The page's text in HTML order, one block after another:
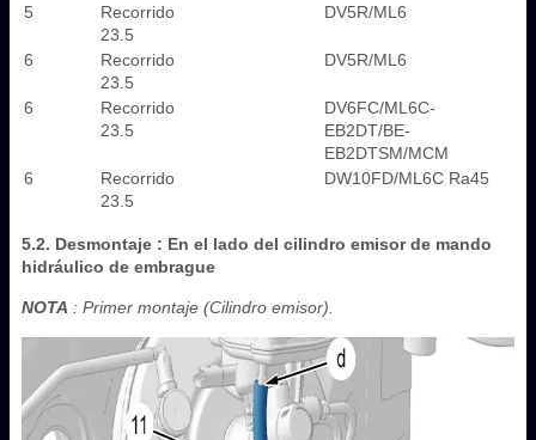
5
Recorrido
23.5
DV5R/ML6
6
Recorrido
23.5
DV5R/ML6
6
Recorrido
23.5
DV6FC/ML6C-
EB2DT/BE-
EB2DTSM/MCM
6
Recorrido
23.5
DW10FD/ML6C Ra45
5.2. Desmontaje : En el lado del cilindro emisor de mando
hidráulico de embrague
NOTA : Primer montaje (Cilindro emisor).